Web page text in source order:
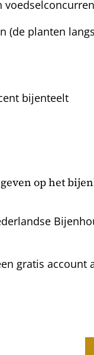
(de planten
bijenteelt
op het
gratis account